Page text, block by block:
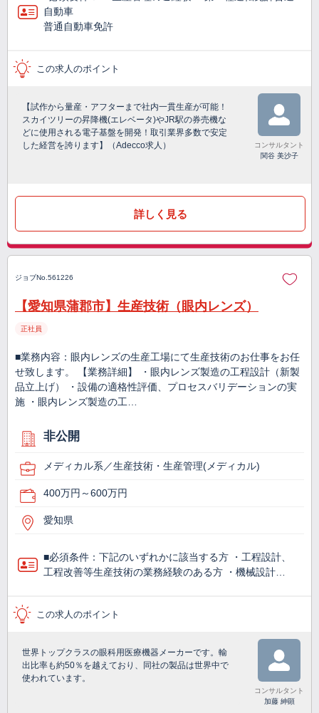
自動車
普通自動車免許
この求人のポイント
【試作から量産・アフターまで社内一貫生産が可能！
スカイツリーの昇降機(エレベータ)やJR駅の券売機な
どに使用される電子基盤を開発！取引業界多数で安定
した経営を誇ります】（Adecco求人）
コンサルタント
関谷 美沙子
詳しく見る
ジョブNo.561226
【愛知県蒲郡市】生産技術（眼内レンズ）
正社員
■業務内容：眼内レンズの生産工場にて生産技術のお仕事をお任
せ致します。 【業務詳細】 ・眼内レンズ製造の工程設計（新製
品立上げ） ・設備の適格性評価、プロセスバリデーションの実
施 ・眼内レンズ製造の工…
非公開
メディカル系／生産技術・生産管理(メディカル)
400万円～600万円
愛知県
■必須条件：下記のいずれかに該当する方 ・工程設計、
工程改善等生産技術の業務経験のある方 ・機械設計…
この求人のポイント
世界トップクラスの眼科用医療機器メーカーです。輸
出比率も約50％を越えており、同社の製品は世界中で
使われています。
コンサルタント
加藤 紳顕